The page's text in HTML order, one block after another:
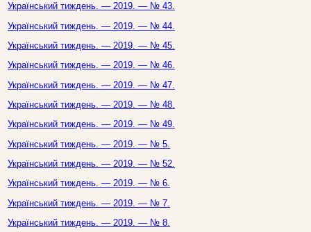
Український тиждень. — 2019. — № 43.
Український тиждень. — 2019. — № 44.
Український тиждень. — 2019. — № 45.
Український тиждень. — 2019. — № 46.
Український тиждень. — 2019. — № 47.
Український тиждень. — 2019. — № 48.
Український тиждень. — 2019. — № 49.
Український тиждень. — 2019. — № 5.
Український тиждень. — 2019. — № 52.
Український тиждень. — 2019. — № 6.
Український тиждень. — 2019. — № 7.
Український тиждень. — 2019. — № 8.